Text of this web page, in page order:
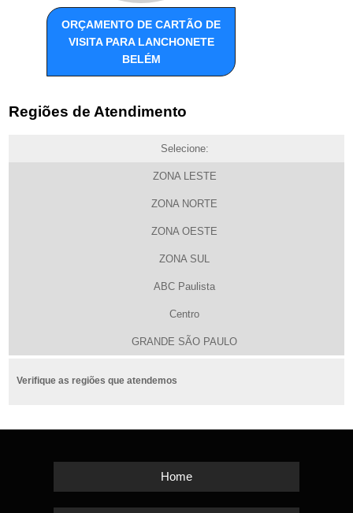
ORÇAMENTO DE CARTÃO DE
VISITA PARA LANCHONETE
BELÉM
Regiões de Atendimento
Selecione:
ZONA LESTE
ZONA NORTE
ZONA OESTE
ZONA SUL
ABC Paulista
Centro
GRANDE SÃO PAULO
Verifique as regiões que atendemos
Home